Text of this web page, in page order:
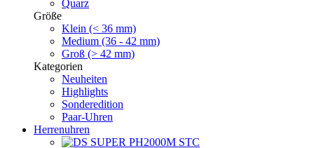
Quarz
Größe
Klein (< 36 mm)
Medium (36 - 42 mm)
Groß (> 42 mm)
Kategorien
Neuheiten
Highlights
Sonderedition
Paar-Uhren
Herrenuhren